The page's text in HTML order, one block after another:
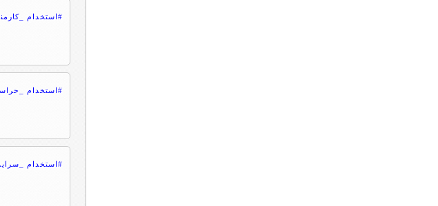
#استخدام
#استخدام
#استخدام